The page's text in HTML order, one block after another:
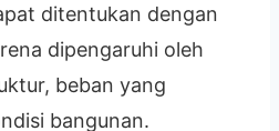
ditentukan dengan
dipengaruhi oleh
beban yang
bangunan.